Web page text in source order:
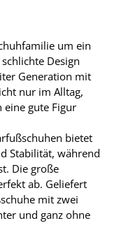
um ein
Design
Generation mit
nur im Alltag,
eine gute Figur
bietet
Stabilität, während
Die große
ab. Geliefert
mit zwei
und ganz ohne